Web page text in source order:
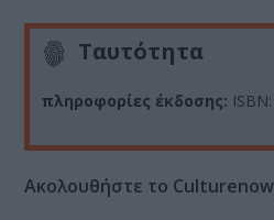
Ταυτότητα
πληροφορίες έκδοσης:
Ακολουθήστε το